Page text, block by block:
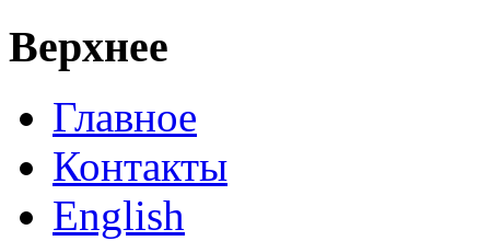
Верхнее
Главное
Контакты
English